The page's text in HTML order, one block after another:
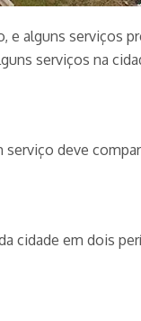
alguns serviços
serviços na
deve
em dois